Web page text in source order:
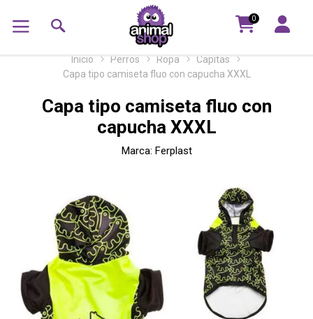
0
Inicio Perros Ropa
Capitas
Capa tipo camiseta fluo con capucha XXXL
Capa tipo camiseta fluo con
capucha XXXL
Marca: Ferplast